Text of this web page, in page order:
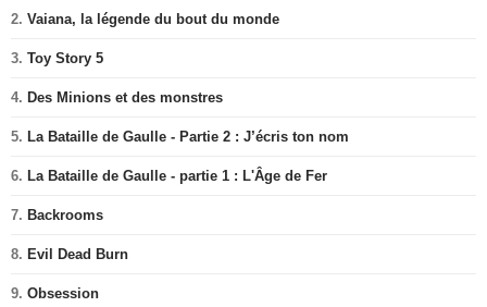
2. Vaiana, la légende du bout du monde
3. Toy Story 5
4. Des Minions et des monstres
5. La Bataille de Gaulle - Partie 2 : J’écris ton nom
6. La Bataille de Gaulle - partie 1 : L'Âge de Fer
7. Backrooms
8. Evil Dead Burn
9. Obsession